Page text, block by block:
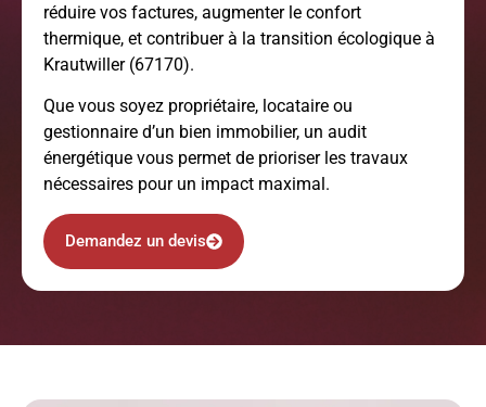
réduire vos factures, augmenter le confort
thermique, et contribuer à la transition écologique à
Krautwiller (67170).
Que vous soyez propriétaire, locataire ou
gestionnaire d’un bien immobilier, un audit
énergétique vous permet de prioriser les travaux
nécessaires pour un impact maximal.
Demandez un devis